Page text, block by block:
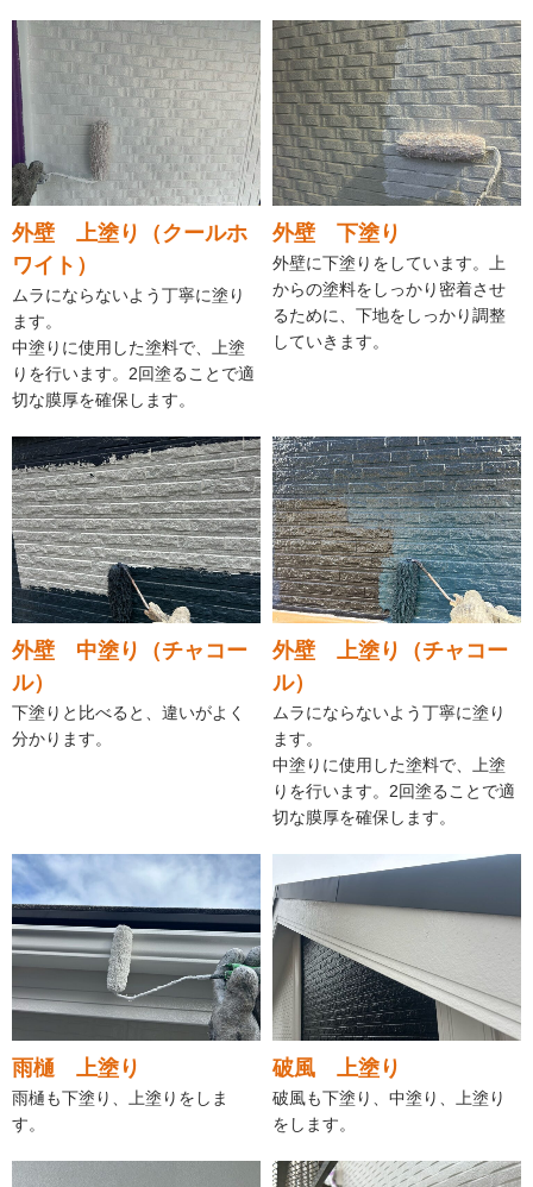
外壁 上塗り（クールホ
ワイト）
ムラにならないよう丁寧に塗り
ます。
中塗りに使用した塗料で、上塗
りを行います。2回塗ることで適
切な膜厚を確保します。
外壁 下塗り
外壁に下塗りをしています。上
からの塗料をしっかり密着させ
るために、下地をしっかり調整
していきます。
外壁 中塗り（チャコー
ル）
下塗りと比べると、違いがよく
分かります。
外壁 上塗り（チャコー
ル）
ムラにならないよう丁寧に塗り
ます。
中塗りに使用した塗料で、上塗
りを行います。2回塗ることで適
切な膜厚を確保します。
雨樋 上塗り
雨樋も下塗り、上塗りをしま
す。
破風 上塗り
破風も下塗り、中塗り、上塗り
をします。